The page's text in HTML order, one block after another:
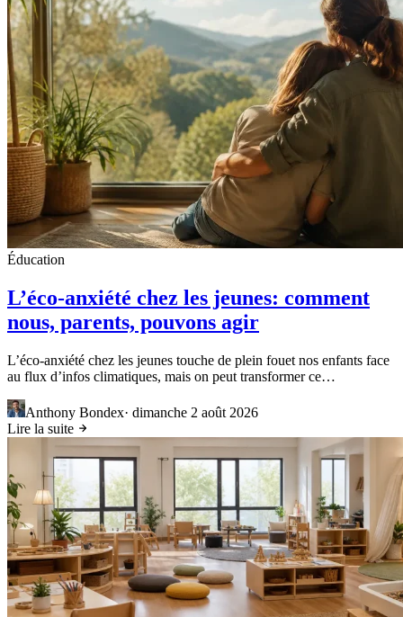
Éducation
L’éco-anxiété chez les jeunes: comment
nous, parents, pouvons agir
L’éco-anxiété chez les jeunes touche de plein fouet nos enfants face
au flux d’infos climatiques, mais on peut transformer ce…
Anthony Bondex· dimanche 2 août 2026
Lire la suite